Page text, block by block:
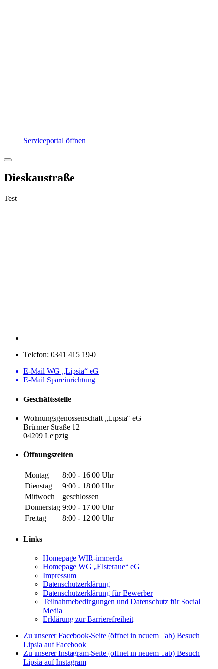
Serviceportal öffnen
Dieskaustraße
Test
Telefon: 0341 415 19-0
E-Mail WG „Lipsia“ eG
E-Mail Spareinrichtung
Geschäftsstelle
Wohnungsgenossenschaft „Lipsia" eG
Brünner Straße 12
04209 Leipzig
Öffnungszeiten
Montag
8:00 - 16:00 Uhr
Dienstag
9:00 - 18:00 Uhr
Mittwoch
geschlossen
Donnerstag 9:00 - 17:00 Uhr
Freitag
8:00 - 12:00 Uhr
Links
Homepage WIR-immerda
Homepage WG „Elsteraue“ eG
Impressum
Datenschutzerklärung
Datenschutzerklärung für Bewerber
Teilnahmebedingungen und Datenschutz für Social
Media
Erklärung zur Barrierefreiheit
Zu unserer Facebook-Seite (öffnet in neuem Tab) Besuch
Lipsia auf Facebook
Zu unserer Instagram-Seite (öffnet in neuem Tab) Besuch
Lipsia auf Instagram